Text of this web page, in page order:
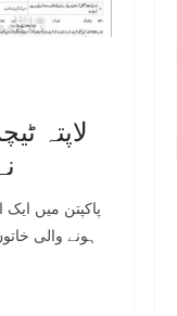
لاپتہ
پاکپتن میں ایک
ہونے والی